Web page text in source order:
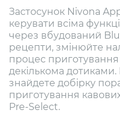
Застосунок Nivona
керувати всіма
через вбудований
рецепти, змінюйте
процес
декількома дотиками.
знайдете добірку
приготування
Pre-Select.